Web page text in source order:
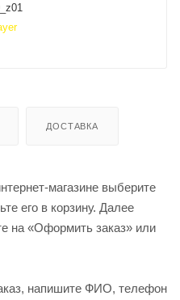
ДОСТАВКА
магазине выберите
его в корзину. Далее
на «Оформить заказ» или
напишите ФИО, телефон